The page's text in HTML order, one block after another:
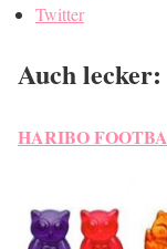
Twitter
Auch lecker:
HARIBO